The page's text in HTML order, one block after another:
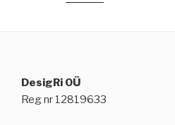
DesigRi OÜ
Reg nr 12819633